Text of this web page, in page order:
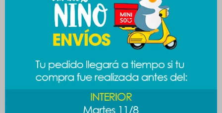
MEDIOS DE PAGO
Productos que te pueden interesar